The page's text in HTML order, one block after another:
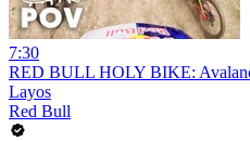
7:30
RED BULL HOLY BIKE:
Layos
Red Bull